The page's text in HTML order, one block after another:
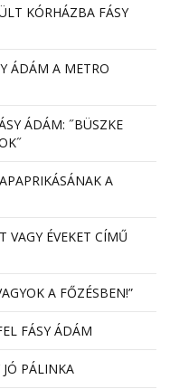
KÓR­HÁZBA FÁSY
ÁDÁM A METRO
ÁDÁM: ˝BÜSZKE
A
VAGY ÉVEKET CÍMŰ
A FŐZÉSBEN!”
FÁSY ÁDÁM
PÁLINKA